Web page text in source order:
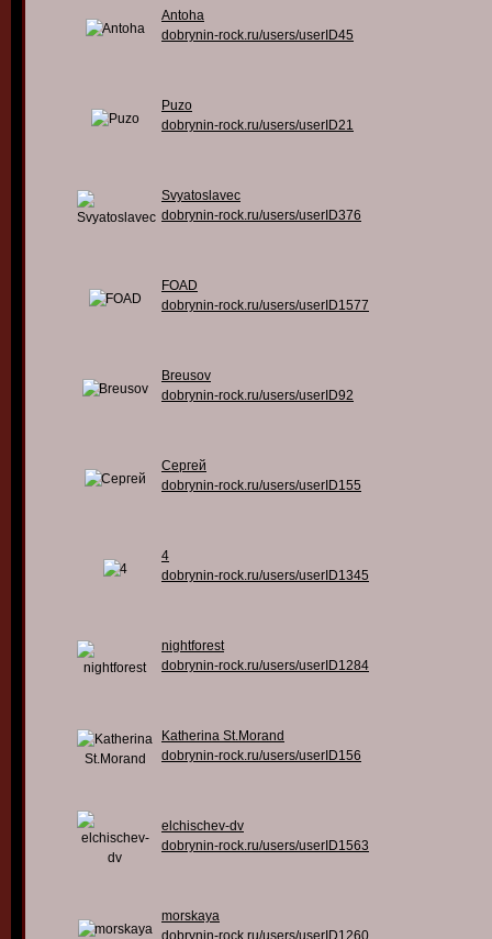
Antoha
dobrynin-rock.ru/users/userID45
Puzo
dobrynin-rock.ru/users/userID21
Svyatoslavec
dobrynin-rock.ru/users/userID376
FOAD
dobrynin-rock.ru/users/userID1577
Breusov
dobrynin-rock.ru/users/userID92
Сергей
dobrynin-rock.ru/users/userID155
4
dobrynin-rock.ru/users/userID1345
nightforest
dobrynin-rock.ru/users/userID1284
Katherina St.Morand
dobrynin-rock.ru/users/userID156
elchischev-dv
dobrynin-rock.ru/users/userID1563
morskaya
dobrynin-rock.ru/users/userID1260